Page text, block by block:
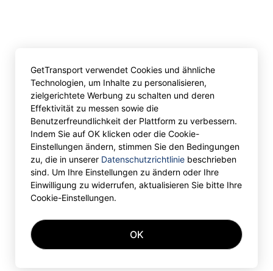
GetTransport verwendet Cookies und ähnliche
Technologien, um Inhalte zu personalisieren,
zielgerichtete Werbung zu schalten und deren
Effektivität zu messen sowie die
Benutzerfreundlichkeit der Plattform zu verbessern.
Indem Sie auf OK klicken oder die Cookie-
Einstellungen ändern, stimmen Sie den Bedingungen
zu, die in unserer Datenschutzrichtlinie beschrieben
sind. Um Ihre Einstellungen zu ändern oder Ihre
Einwilligung zu widerrufen, aktualisieren Sie bitte Ihre
Cookie-Einstellungen.
OK